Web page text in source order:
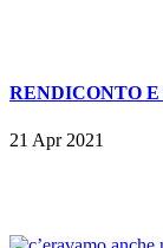
RENDICONTO
21 Apr 2021